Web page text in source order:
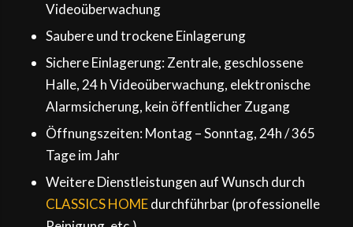
Videoüberwachung
Saubere und trockene Einlagerung
Sichere Einlagerung: Zentrale, geschlossene
Halle, 24 h Videoüberwachung, elektronische
Alarmsicherung, kein öffentlicher Zugang
Öffnungszeiten: Montag – Sonntag, 24h / 365
Tage im Jahr
Weitere Dienstleistungen auf Wunsch durch
CLASSICS HOMEdurchführbar (professionelle